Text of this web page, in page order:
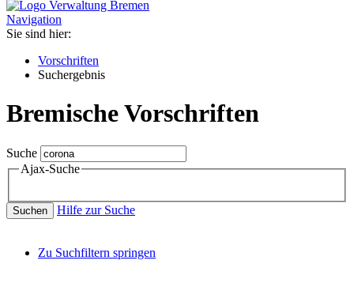
Navigation
Sie sind hier:
Vorschriften
Suchergebnis
Bremische Vorschriften
Suche
Ajax-Suche
Suchen Hilfe zur Suche
Zu Suchfiltern springen